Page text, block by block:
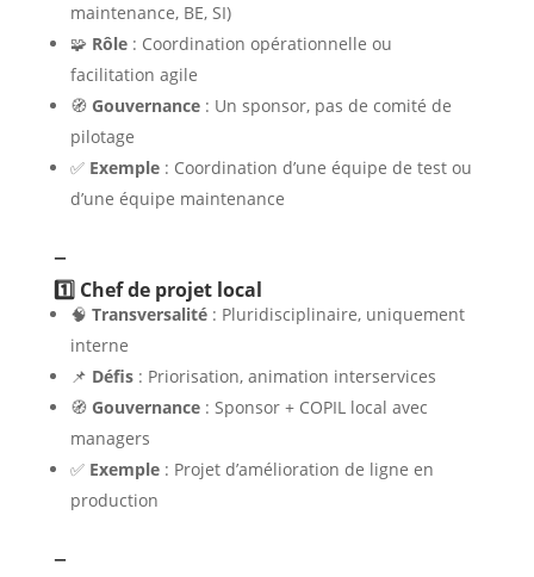
maintenance, BE, SI)
🧩 Rôle: Coordination opérationnelle ou
facilitation agile
🧭 Gouvernance: Un sponsor, pas de comité de
pilotage
✅ Exemple: Coordination d’une équipe de test ou
d’une équipe maintenance
–
1️⃣ Chef de projet local
🧠 Transversalité: Pluridisciplinaire, uniquement
interne
📌 Défis: Priorisation, animation interservices
🧭 Gouvernance: Sponsor + COPIL local avec
managers
✅ Exemple: Projet d’amélioration de ligne en
production
–